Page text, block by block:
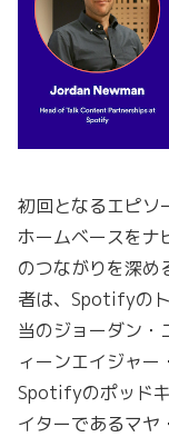
初回となるエピソ
ホームベースをナ
のつながりを深め
者は、Spotifyの
当のジョーダン・
ィーンエイジャー
Spotifyのポッド
イターであるマヤ